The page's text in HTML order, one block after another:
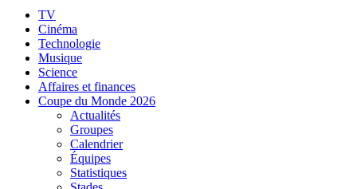
TV
Cinéma
Technologie
Musique
Science
Affaires et finances
Coupe du Monde 2026
Actualités
Groupes
Calendrier
Équipes
Statistiques